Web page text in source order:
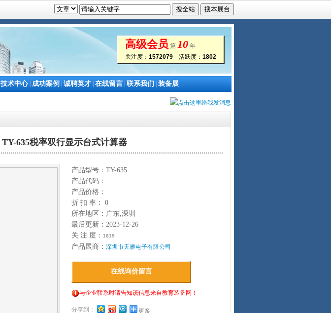
高级会员 第 10 年
关注度： 1572079 活跃度： 1802
技术中心| 成功案例 诚聘英才 在线留言 联系我们 装备展
TY-635税率双行显示台式计算器
产品型号：TY-635
产品代码：
产品价格：
折 扣 率： 0
所在地区：广东,深圳
最后更新：2023-12-26
关 注 度： 1819
产品展商： 深圳市天雁电子有限公司
在线询价留言
与企业联系时请告知该信息来自教育装备网！
分享到： 更多